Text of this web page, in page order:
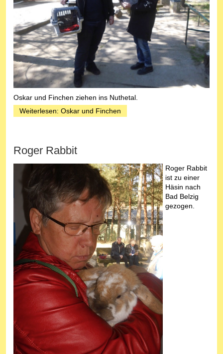
Oskar und Finchen ziehen ins Nuthetal.
Weiterlesen: Oskar und Finchen
Roger Rabbit
Roger Rabbit
ist zu einer
Häsin nach
Bad Belzig
gezogen.